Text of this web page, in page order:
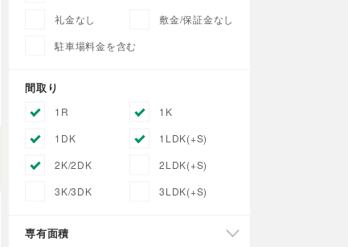
礼金なし
敷金/保証金なし
駐車場料金を含む
間取り
1R
1K
1DK
1LDK(+S)
2K/2DK
2LDK(+S)
3K/3DK
3LDK(+S)
専有面積